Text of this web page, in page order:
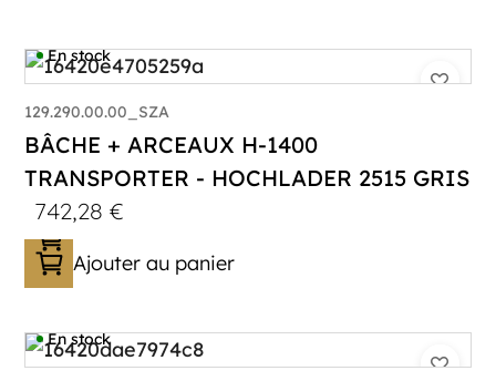
En stock
129.290.00.00_SZA
BÂCHE + ARCEAUX H-1400
TRANSPORTER - HOCHLADER 2515 GRIS
742,28€
Ajouter au panier
En stock